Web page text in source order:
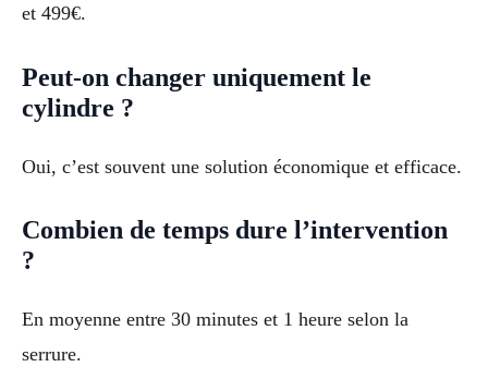
et 499€.
Peut-on changer uniquement le
cylindre ?
Oui, c’est souvent une solution économique et efficace.
Combien de temps dure l’intervention
?
En moyenne entre 30 minutes et 1 heure selon la
serrure.